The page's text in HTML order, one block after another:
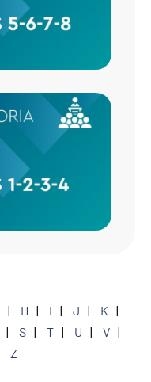
H I J
K
S T U
V
Z